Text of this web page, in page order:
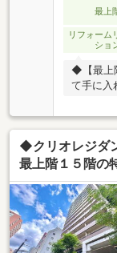
最上
リフォーム
ショ
◆【最上
て手に入
間◆スー
叶える、
ようと
相談して
【TOHO
◆クリオレジダ
最上階１５階の